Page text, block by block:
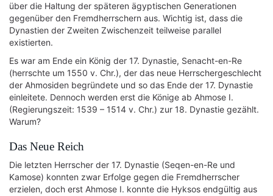
über die Haltung der späteren ägyptischen Generationen
gegenüber den Fremdherrschern aus. Wichtig ist, dass die
Dynastien der Zweiten Zwischenzeit teilweise parallel
existierten.
Es war am Ende ein König der 17. Dynastie, Senacht-en-Re
(herrschte um 1550 v. Chr.), der das neue Herrschergeschlecht
der Ahmosiden begründete und so das Ende der 17. Dynastie
einleitete. Dennoch werden erst die Könige ab Ahmose I.
(Regierungszeit: 1539 – 1514 v. Chr.) zur 18. Dynastie gezählt.
Warum?
Das Neue Reich
Die letzten Herrscher der 17. Dynastie (Seqen-en-Re und
Kamose) konnten zwar Erfolge gegen die Fremdherrscher
erzielen, doch erst Ahmose I. konnte die Hyksos endgültig aus